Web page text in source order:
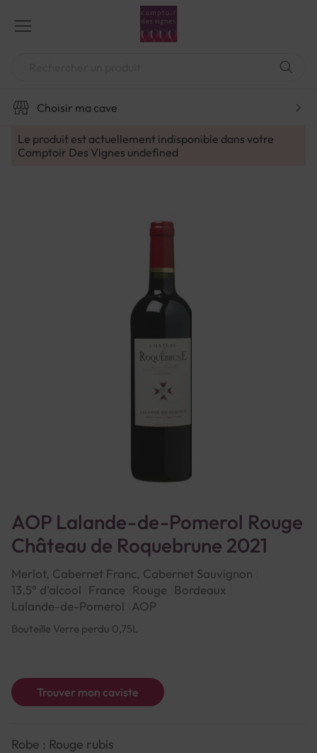
contenu
Choisir ma cave
Le produit est actuellement indisponible dans votre
Comptoir Des Vignes undefined
AOP Lalande-de-Pomerol Rouge
Château de Roquebrune 2021
Merlot, Cabernet Franc, Cabernet Sauvignon
13.5° d'alcool
France Rouge
Bordeaux
Lalande-de-Pomerol
AOP
Bouteille Verre perdu 0,75L
Trouver mon caviste
Robe : Rouge rubis